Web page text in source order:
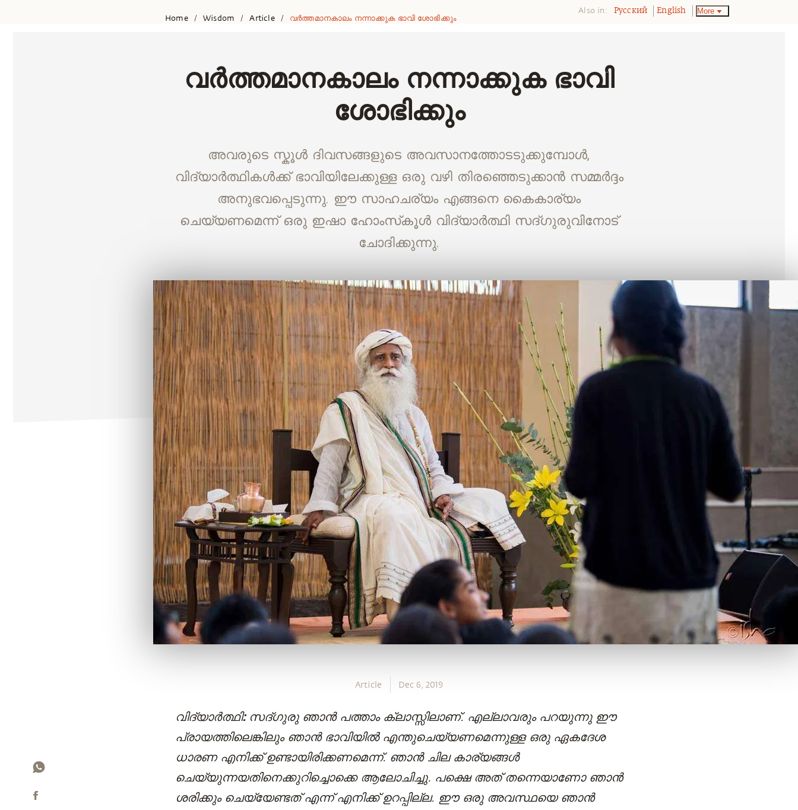
Home / Wisdom / Article / വർത്തമാനകാലം നന്നാക്കുക ഭാവി ശോഭിക്കും
Also in: Pусский English More
വർത്തമാനകാലം നന്നാക്കുക ഭാവി
ശോഭിക്കും
അവരുടെ സ്കൂൾ ദിവസങ്ങളുടെ അവസാനത്തോടടുക്കുമ്പോൾ,
വിദ്യാർത്ഥികൾക്ക് ഭാവിയിലേക്കുള്ള ഒരു വഴി തിരഞ്ഞെടുക്കാൻ സമ്മർദ്ദം
അനുഭവപ്പെടുന്നു. ഈ സാഹചര്യം എങ്ങനെ കൈകാര്യം
ചെയ്യണമെന്ന് ഒരു ഇഷാ ഹോംസ്‌കൂൾ വിദ്യാർത്ഥി സദ്ഗുരുവിനോട്
ചോദിക്കുന്നു.
Article Dec 6, 2019
വിദ്യാർത്ഥി: സദ്ഗുരു ഞാൻ പത്താം ക്ലാസ്സിലാണ്. എല്ലാവരും പറയുന്നു ഈ
പ്രായത്തിലെങ്കിലും ഞാൻ ഭാവിയിൽ എന്തുചെയ്യണമെന്നുള്ള ഒരു ഏകദേശ
ധാരണ എനിക്ക് ഉണ്ടായിരിക്കണമെന്ന്. ഞാൻ ചില കാര്യങ്ങൾ
ചെയ്യുന്നയതിനെക്കുറിച്ചൊക്കെ ആലോചിച്ചു. പക്ഷെ അത് തന്നെയാണോ ഞാൻ
ശരിക്കും ചെയ്യേണ്ടത് എന്ന്‌ എനിക്ക് ഉറപ്പില്ല. ഈ ഒരു അവസ്ഥയെ ഞാൻ